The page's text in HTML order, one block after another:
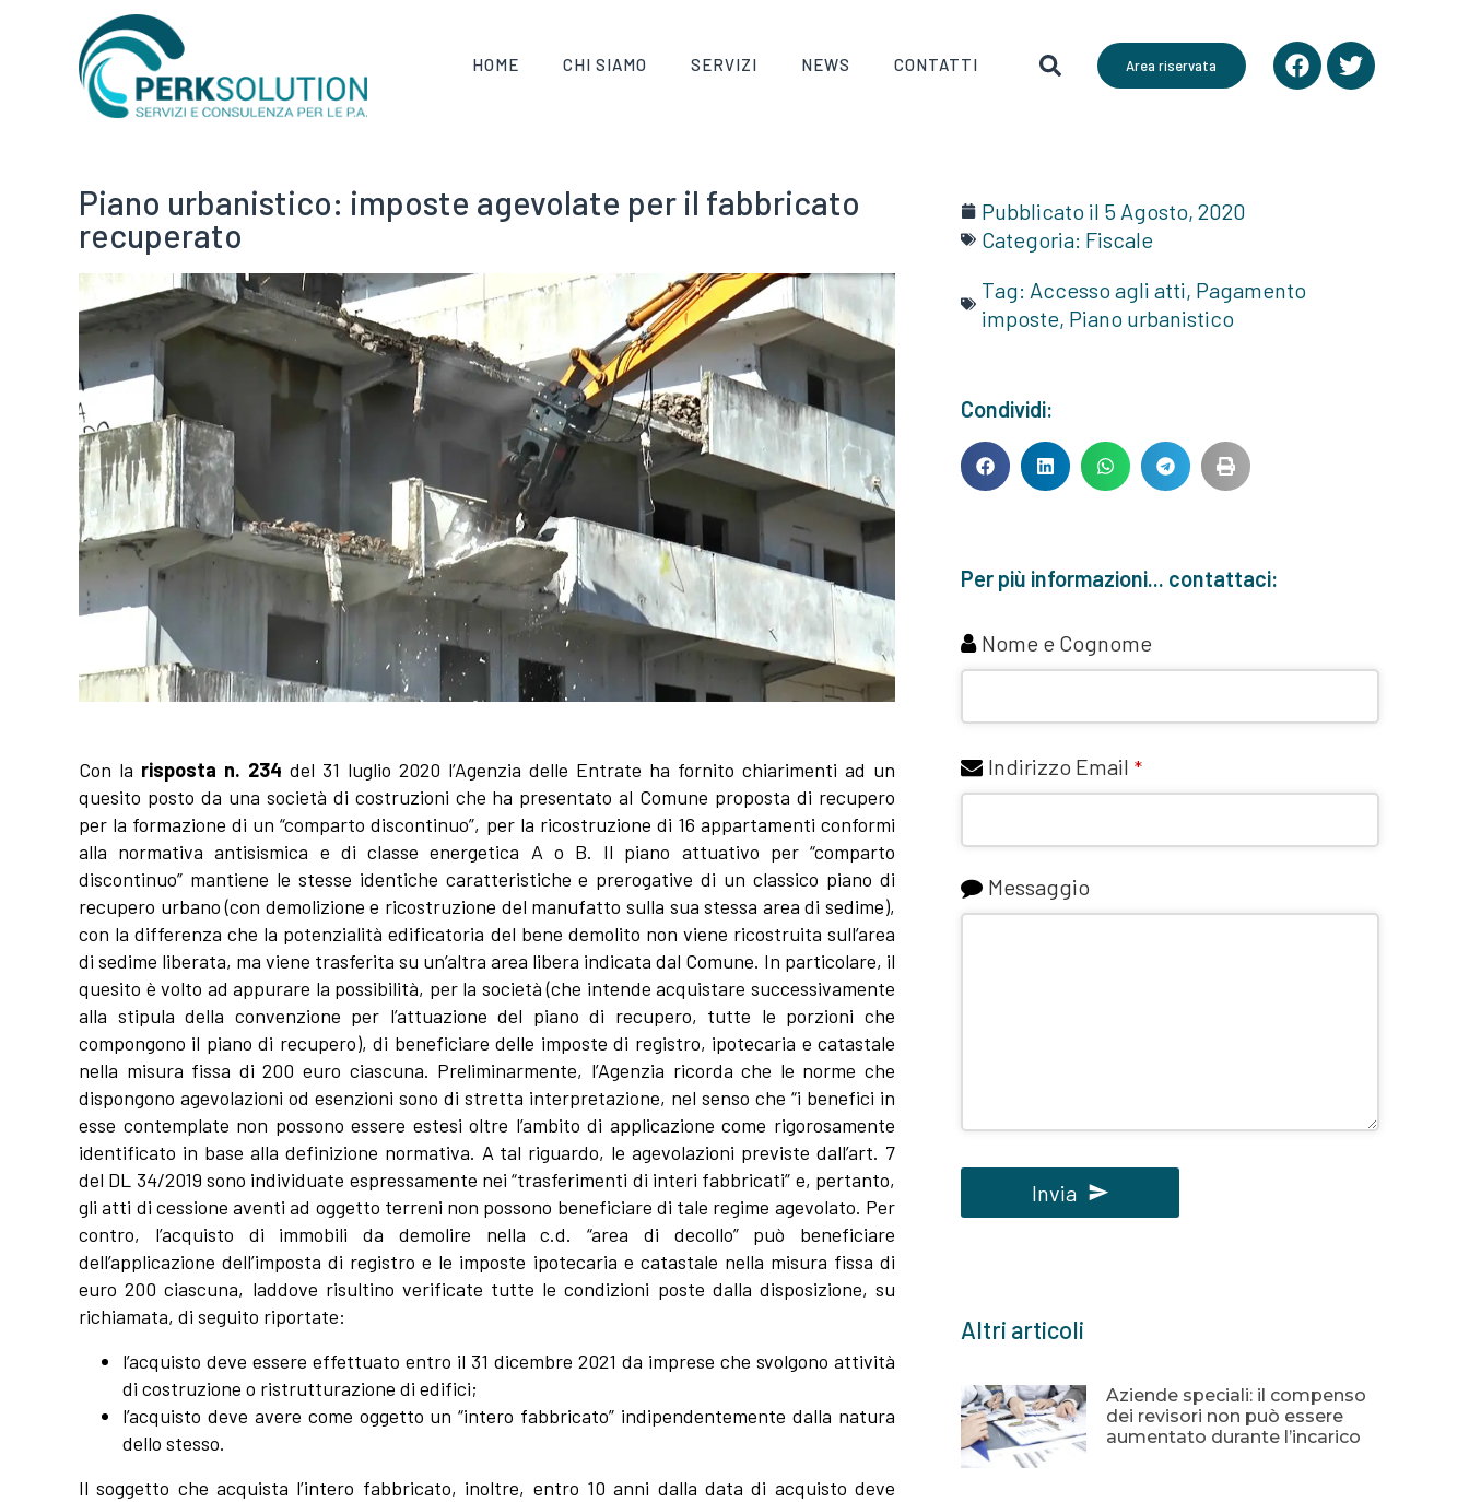
HOME CHI SIAMO SERVIZI NEWS CONTATTI Area riservata
Piano urbanistico: imposte agevolate per il fabbricato
recuperato
Con la risposta n. 234 del 31 luglio 2020 l’Agenzia delle Entrate ha fornito chiarimenti ad un
quesito posto da una società di costruzioni che ha presentato al Comune proposta di recupero
per la formazione di un “comparto discontinuo”, per la ricostruzione di 16 appartamenti conformi
alla normativa antisismica e di classe energetica A o B. Il piano attuativo per “comparto
discontinuo” mantiene le stesse identiche caratteristiche e prerogative di un classico piano di
recupero urbano (con demolizione e ricostruzione del manufatto sulla sua stessa area di sedime),
con la differenza che la potenzialità edificatoria del bene demolito non viene ricostruita sull’area
di sedime liberata, ma viene trasferita su un’altra area libera indicata dal Comune. In particolare, il
quesito è volto ad appurare la possibilità, per la società (che intende acquistare successivamente
alla stipula della convenzione per l’attuazione del piano di recupero, tutte le porzioni che
compongono il piano di recupero), di beneficiare delle imposte di registro, ipotecaria e catastale
nella misura fissa di 200 euro ciascuna. Preliminarmente, l’Agenzia ricorda che le norme che
dispongono agevolazioni od esenzioni sono di stretta interpretazione, nel senso che “i benefici in
esse contemplate non possono essere estesi oltre l’ambito di applicazione come rigorosamente
identificato in base alla definizione normativa. A tal riguardo, le agevolazioni previste dall’art. 7
del DL 34/2019 sono individuate espressamente nei “trasferimenti di interi fabbricati” e, pertanto,
gli atti di cessione aventi ad oggetto terreni non possono beneficiare di tale regime agevolato. Per
contro, l’acquisto di immobili da demolire nella c.d. “area di decollo” può beneficiare
dell’applicazione dell’imposta di registro e le imposte ipotecaria e catastale nella misura fissa di
euro 200 ciascuna, laddove risultino verificate tutte le condizioni poste dalla disposizione, su
richiamata, di seguito riportate:
l’acquisto deve essere effettuato entro il 31 dicembre 2021 da imprese che svolgono attività
di costruzione o ristrutturazione di edifici;
l’acquisto deve avere come oggetto un “intero fabbricato” indipendentemente dalla natura
dello stesso.
Il soggetto che acquista l’intero fabbricato, inoltre, entro 10 anni dalla data di acquisto deve
Pubblicato il 5 Agosto, 2020
Categoria: Fiscale
Tag: Accesso agli atti, Pagamento
imposte, Piano urbanistico
Condividi:
Per più informazioni... contattaci:
Nome e Cognome
Indirizzo Email *
Messaggio
Invia
essere
vuoto
Altri articoli
Aziende speciali: il compenso
dei revisori non può essere
aumentato durante l’incarico